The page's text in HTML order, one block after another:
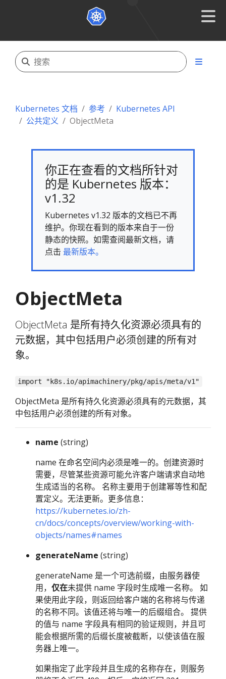
Kubernetes 文档 参考
Kubernetes API
公共定义
ObjectMeta
你正在查看的文档所针对
的是 Kubernetes 版本：
v1.32
Kubernetes v1.32 版本的文档已不再
维护。你现在看到的版本来自于一份
静态的快照。如需查阅最新文档，请
点击 最新版本。
ObjectMeta
ObjectMeta 是所有持久化资源必须具有的
元数据，其中包括用户必须创建的所有对
象。
import "k8s.io/apimachinery/pkg/apis/meta/v1"
ObjectMeta 是所有持久化资源必须具有的元数据，其
中包括用户必须创建的所有对象。
name (string)
name 在命名空间内必须是唯一的。创建资源时
需要，尽管某些资源可能允许客户端请求自动地
生成适当的名称。 名称主要用于创建幂等性和配
置定义。无法更新。更多信息：
https://kubernetes.io/zh-
cn/docs/concepts/overview/working-with-
objects/names#names
generateName (string)
generateName 是一个可选前缀，由服务器使
用， 仅在未提供 name 字段时生成唯一名称。 如
果使用此字段，则返回给客户端的名称将与传递
的名称不同。该值还将与唯一的后缀组合。 提供
的值与 name 字段具有相同的验证规则，并且可
能会根据所需的后缀长度被截断，以使该值在服
务器上唯一。
如果指定了此字段并且生成的名称存在，则服务